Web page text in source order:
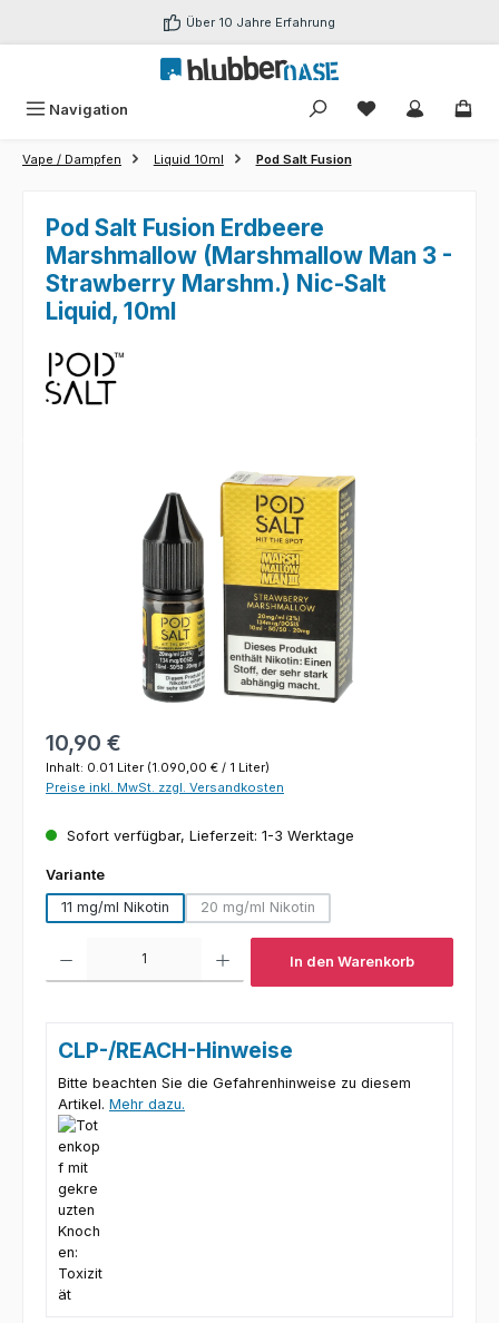
Zum Hauptinhalt springen Über 10 Jahre Erfahrung
Navigation Du hast 0
Vape / Dampfen Liquid 10ml Pod Salt Fusion
Pod Salt Fusion Erdbeere
Marshmallow (Marshmallow Man 3 -
Strawberry Marshm.) Nic-Salt
Liquid, 10ml
Regulärer Preis:
10,90 €
Inhalt: 0.01 Liter (1.090,00 € / 1 Liter)
Preise inkl. MwSt. zzgl. Versandkosten
Sofort verfügbar, Lieferzeit: 1-3 Werktage
Varianteauswählen
11 mg/ml Nikotin
20 mg/ml Nikotin
(Diese Option ist zurzeit nicht
In den Warenkorb
CLP-/REACH-Hinweise
Bitte beachten Sie die Gefahrenhinweise zu diesem
Artikel. Mehr dazu.